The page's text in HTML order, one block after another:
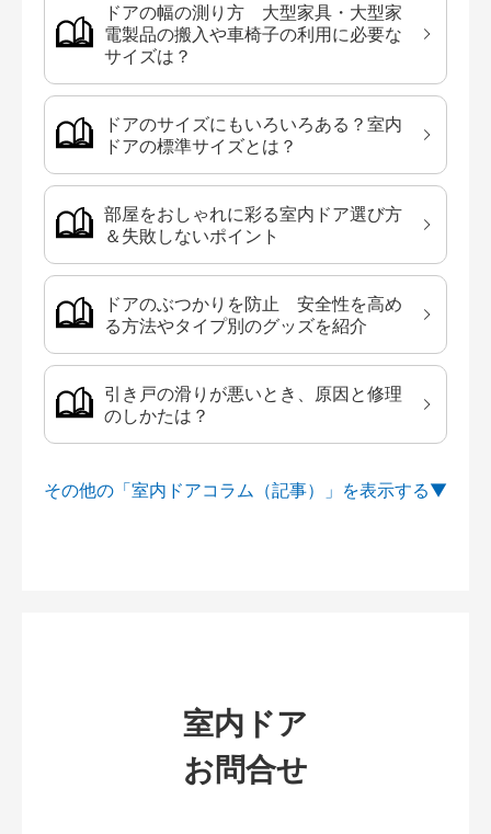
ドアの幅の測り方 大型家具・大型家
電製品の搬入や車椅子の利用に必要な
サイズは？
ドアのサイズにもいろいろある？室内
ドアの標準サイズとは？
部屋をおしゃれに彩る室内ドア選び方
＆失敗しないポイント
ドアのぶつかりを防止 安全性を高め
る方法やタイプ別のグッズを紹介
引き戸の滑りが悪いとき、原因と修理
のしかたは？
その他の「室内ドアコラム（記事）」を
室内ドア
お問合せ